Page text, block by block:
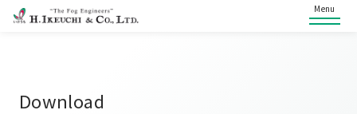
Menu
Download